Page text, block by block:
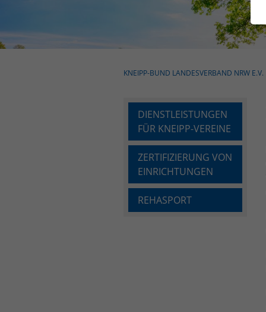
KNEIPP-BUND LANDESVERBAND NRW E.V.
DIENSTLEISTUNGEN
FÜR KNEIPP-VEREINE
ZERTIFIZIERUNG VON
EINRICHTUNGEN
REHASPORT